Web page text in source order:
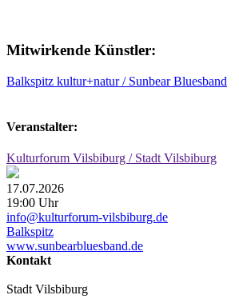
Mitwirkende Künstler:
Balkspitz kultur+natur / Sunbear Bluesband
Veranstalter:
Kulturforum Vilsbiburg / Stadt Vilsbiburg
17.07.2026
19:00 Uhr
info@kulturforum-vilsbiburg.de
Balkspitz
www.sunbearbluesband.de
Kontakt
Stadt Vilsbiburg